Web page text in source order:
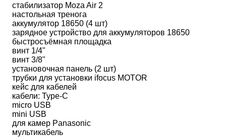
стабилизатор Moza Air 2
настольная тренога
аккумулятор 18650 (4 шт)
зарядное устройство для аккумуляторов 18650
быстросъёмная площадка
винт 1/4"
винт 3/8"
установочная панель (2 шт)
трубки для установки ifocus MOTOR
кейс для кабелей
кабели: Type-C
micro USB
mini USB
для камер Panasonic
мультикабель